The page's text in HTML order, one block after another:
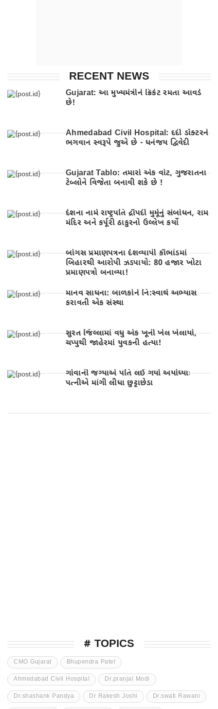
RECENT NEWS
Gujarat: આ મુખ્યમંત્રીને ક્રિકેટ રમતા આવડે
છે!
Ahmedabad Civil Hospital: દર્દી ડૉક્ટરને
ભગવાન સ્વરૂપે જુએ છે - ધનંજય દ્વિવેદી
Gujarat Tablo: તમારો એક વોટ, ગુજરાતના
ટેબ્લોને વિજેતા બનાવી શકે છે !
દેશના નામે રાષ્ટ્રપતિ દ્રૌપદી મુર્મૂનું સંબોધન, રામ
મંદિર અને કર્પૂરી ઠાકુરનો ઉલ્લેખ કર્યો
બોગસ પ્રમાણપત્રના દેશવ્યાપી કૌભાંડમાં
બિહારથી આરોપી ઝડપાયો: 80 હજાર ખોટા
પ્રમાણપત્રો બનાવ્યા!
માનવ સાધના: બાળકોને નિ:સ્વાર્થ અભ્યાસ
કરાવતી એક સંસ્થા
સુરત જિલ્લામાં વધુ એક ખૂની ખેલ ખેલાયો,
ચપ્પુથી જાહેરમાં યુવકની હત્યા!
ગોવાની જગ્યાએ પતિ લઈ ગયો અયોધ્યાઃ
પત્નીએ માંગી લીધા છુટ્ટાછેડા
# TOPICS
CMO Gujarat Bhupendra Patel
Ahmedabad Civil Hospital Dr.pranjal Modi
Dr.shashank Pandya Dr Rakesh Joshi Dr.swati Rawani